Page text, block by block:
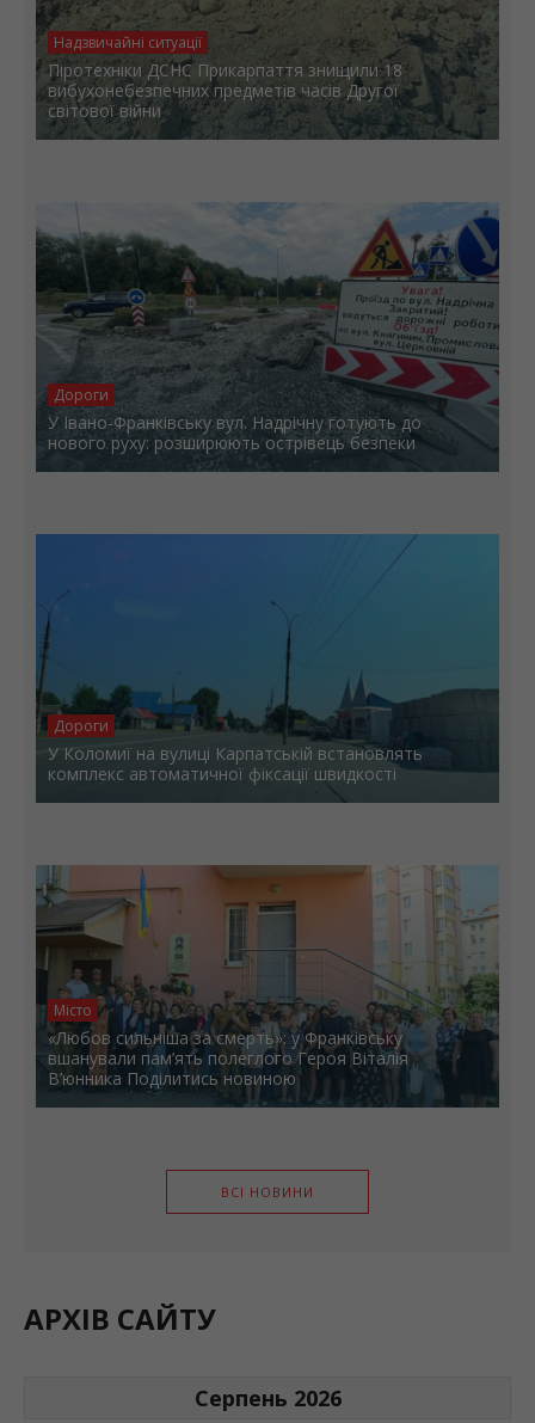
Надзвичайні ситуації
Піротехніки ДСНС Прикарпаття знищили 18
вибухонебезпечних предметів часів Другої
світової війни
Дороги
У Івано-Франківську вул. Надрічну готують до
нового руху: розширюють острівець безпеки
Дороги
У Коломиї на вулиці Карпатській встановлять
комплекс автоматичної фіксації швидкості
Місто
«Любов сильніша за смерть»: у Франківську
вшанували пам’ять полеглого Героя Віталія
В’юнника Поділитись новиною
ВСІ НОВИНИ
АРХІВ САЙТУ
Серпень 2026